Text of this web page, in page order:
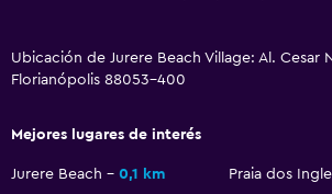
Ubicación de Jurere Beach Village: Al. Cesar
Florianópolis 88053-400
Mejores lugares de interés
Jurere Beach 0,1 km Praia dos